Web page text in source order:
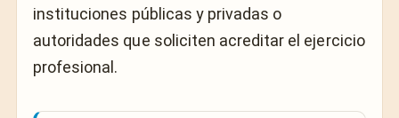
instituciones públicas y privadas o
autoridades que soliciten acreditar el ejercicio
profesional.